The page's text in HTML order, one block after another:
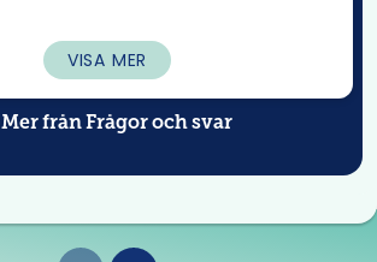
VISA MER
Mer frånFrågor och svar